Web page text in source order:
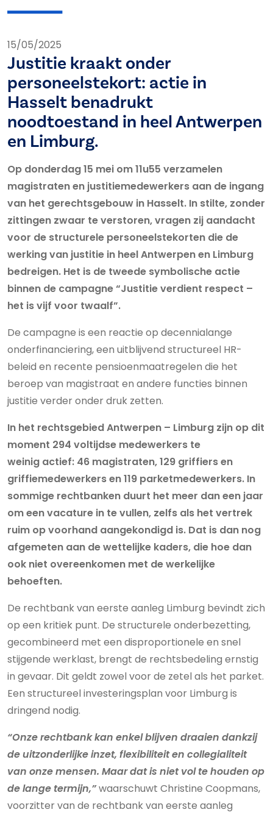
15/05/2025
Justitie kraakt onder
personeelstekort: actie in
Hasselt benadrukt
noodtoestand in heel Antwerpen
en Limburg.
Op donderdag 15 mei om 11u55 verzamelen
magistraten en justitiemedewerkers aan de ingang
van het gerechtsgebouw in Hasselt. In stilte, zonder
zittingen zwaar te verstoren, vragen zij aandacht
voor de structurele personeelstekorten die de
werking van justitie in heel Antwerpen en Limburg
bedreigen. Het is de tweede symbolische actie
binnen de campagne “Justitie verdient respect –
het is vijf voor twaalf”.
De campagne is een reactie op decennialange
onderfinanciering, een uitblijvend structureel HR-
beleid en recente pensioenmaatregelen die het
beroep van magistraat en andere functies binnen
justitie verder onder druk zetten.
In het rechtsgebied Antwerpen – Limburg zijn op dit
moment 294 voltijdse medewerkers te
weinig actief: 46 magistraten, 129 griffiers en
griffiemedewerkers en 119 parketmedewerkers. In
sommige rechtbanken duurt het meer dan een jaar
om een vacature in te vullen, zelfs als het vertrek
ruim op voorhand aangekondigd is. Dat is dan nog
afgemeten aan de wettelijke kaders, die hoe dan
ook niet overeenkomen met de werkelijke
behoeften.
De rechtbank van eerste aanleg Limburg bevindt zich
op een kritiek punt. De structurele onderbezetting,
gecombineerd met een disproportionele en snel
stijgende werklast, brengt de rechtsbedeling ernstig
in gevaar. Dit geldt zowel voor de zetel als het parket.
Een structureel investeringsplan voor Limburg is
dringend nodig.
“Onze rechtbank kan enkel blijven draaien dankzij
de uitzonderlijke inzet, flexibiliteit en collegialiteit
van onze mensen. Maar dat is niet vol te houden op
de lange termijn,”waarschuwt Christine Coopmans,
voorzitter van de rechtbank van eerste aanleg